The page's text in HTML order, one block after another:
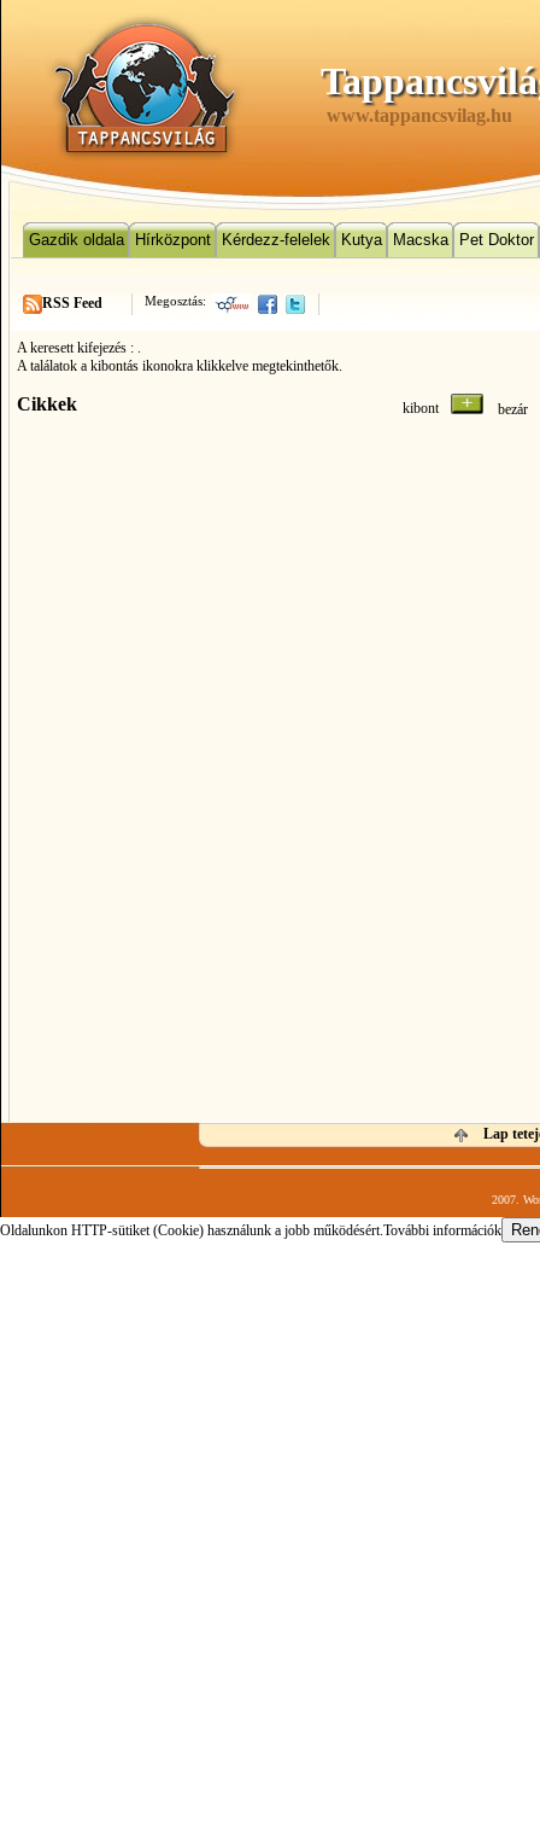
www.tappancsvilag.hu
Gazdik oldala Hírközpont Kérdezz-felelek Kutya Macska Pet Doktor
Megosztás:
RSS Feed
A keresett kifejezés : .
A találatok a kibontás ikonokra klikkelve megtekinthetők.
Cikkek kibont
Lap
2007.
Oldalunkon HTTP-sütiket (Cookie) használunk a jobb működésért.További információk